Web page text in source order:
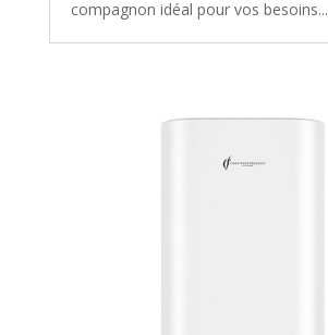
compagnon idéal pour vos besoins...